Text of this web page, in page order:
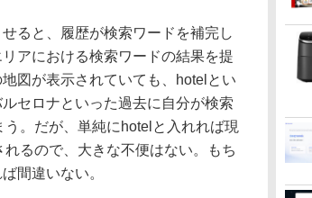
ると、履歴が検索ワードを補完し
アにおける検索ワードの結果を提
図が表示されていても、hotelとい
セロナといった過去に自分が検索
。だが、単純にhotelと入れれば現
るので、大きな不便はない。もち
間違いない。